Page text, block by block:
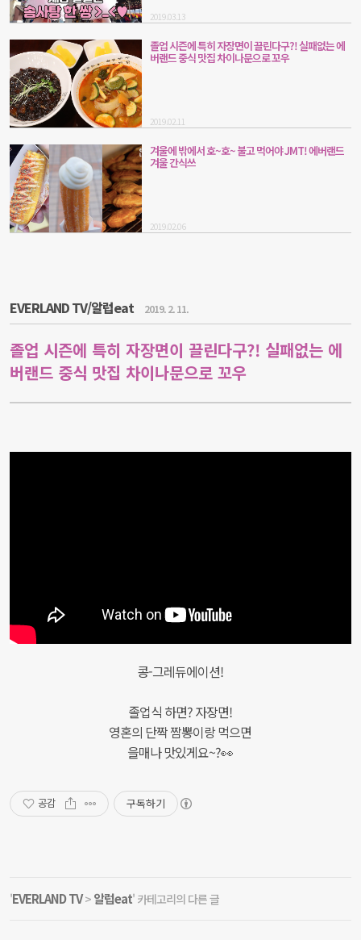
2019.03.13
졸업 시즌에 특히 자장면이 끌린다구?! 실패없는 에
버랜드 중식 맛집 차이나문으로 꼬우
2019.02.11
겨울에 밖에서 호~호~ 불고 먹어야 JMT! 에버랜드
겨울 간식쓰
2019.02.06
EVERLAND TV/알럽eat 2019. 2. 11.
졸업 시즌에 특히 자장면이 끌린다구?! 실패없는 에
버랜드 중식 맛집 차이나문으로 꼬우
콩-그레듀에이션!
졸업식 하면? 자장면!
영혼의 단짝 짬뽕이랑 먹으면
을매나 맛있게요~?👀
공감 구독하기
'EVERLAND TV> 알럽eat' 카테고리의 다른 글